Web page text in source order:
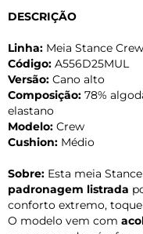
DESCRIÇÃO
Linha: Meia Stance Crew
Código: A556D25MUL
Versão: Cano alto
Composição: 78%
elastano
Modelo: Crew
Cushion: Médio
Sobre: Esta meia
padronagem listrada
conforto extremo,
O modelo vem com